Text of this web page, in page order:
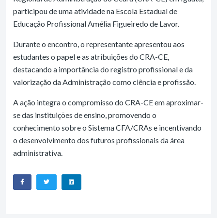
participou de uma atividade na Escola Estadual de
Educação Profissional Amélia Figueiredo de Lavor.
Durante o encontro, o representante apresentou aos
estudantes o papel e as atribuições do CRA-CE,
destacando a importância do registro profissional e da
valorização da Administração como ciência e profissão.
A ação integra o compromisso do CRA-CE em aproximar-
se das instituições de ensino, promovendo o
conhecimento sobre o Sistema CFA/CRAs e incentivando
o desenvolvimento dos futuros profissionais da área
administrativa.